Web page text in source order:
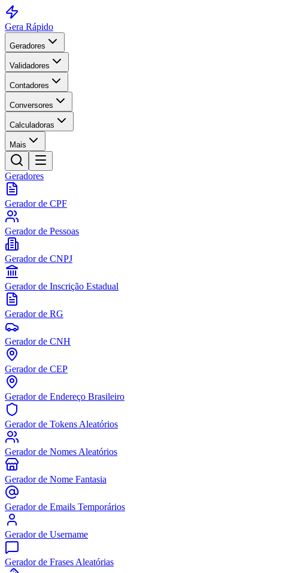
Gera Rápido
Geradores
Validadores
Contadores
Conversores
Calculadoras
Mais
Geradores
Gerador de CPF
Gerador de Pessoas
Gerador de CNPJ
Gerador de Inscrição Estadual
Gerador de RG
Gerador de CNH
Gerador de CEP
Gerador de Endereço Brasileiro
Gerador de Tokens Aleatórios
Gerador de Nomes Aleatórios
Gerador de Nome Fantasia
Gerador de Emails Temporários
Gerador de Username
Gerador de Frases Aleatórias